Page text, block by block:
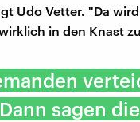
Udo Vetter. "Da
in den Knast
sagen